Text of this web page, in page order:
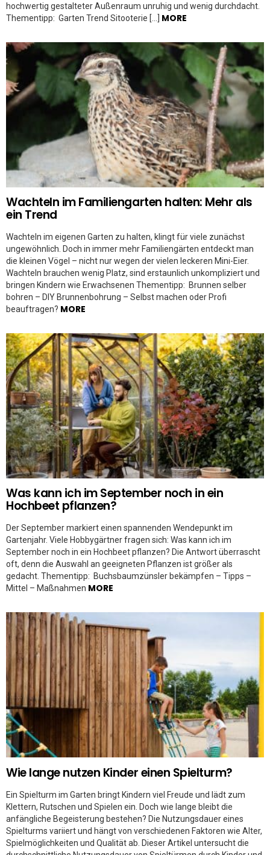
hochwertig gestalteter Außenraum unruhig und wenig durchdacht.
Thementipp: Garten Trend Sitooterie […] MORE
Wachteln im Familiengarten halten: Mehr als
ein Trend
Wachteln im eigenen Garten zu halten, klingt für viele zunächst
ungewöhnlich. Doch in immer mehr Familiengärten entdeckt man
die kleinen Vögel – nicht nur wegen der vielen leckeren Mini-Eier.
Wachteln brauchen wenig Platz, sind erstaunlich unkompliziert und
bringen Kindern wie Erwachsenen Thementipp: Brunnen selber
bohren – DIY Brunnenbohrung – Selbst machen oder Profi
beauftragen? MORE
Was kann ich im September noch in ein
Hochbeet pflanzen?
Der September markiert einen spannenden Wendepunkt im
Gartenjahr. Viele Hobbygärtner fragen sich: Was kann ich im
September noch in ein Hochbeet pflanzen? Die Antwort überrascht
oft, denn die Auswahl an geeigneten Pflanzen ist größer als
gedacht. Thementipp: Buchsbaumzünsler bekämpfen – Tipps –
Mittel – Maßnahmen MORE
Wie lange nutzen Kinder einen Spielturm?
Ein Spielturm im Garten bringt Kindern viel Freude und lädt zum
Klettern, Rutschen und Spielen ein. Doch wie lange bleibt die
anfängliche Begeisterung bestehen? Die Nutzungsdauer eines
Spielturms variiert und hängt von verschiedenen Faktoren wie Alter,
Spielmöglichkeiten und Qualität ab. Dieser Artikel untersucht die